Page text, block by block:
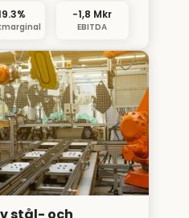
−1,8 Mkr
EBITDA